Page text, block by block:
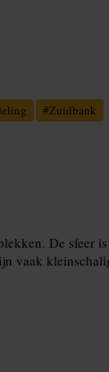
#Zuidbank
De sfeer
vaak